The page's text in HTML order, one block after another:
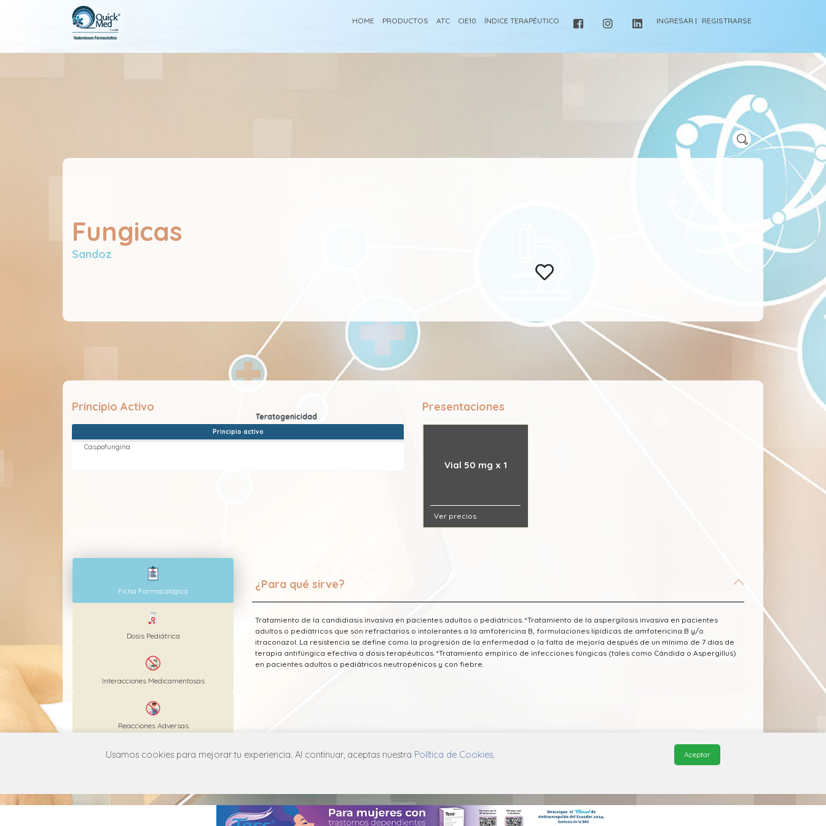
HOME PRODUCTOS ATC CIE10 ÍNDICE TERAPÉUTICO INGRESAR | REGISTRARSE
Fungicas
Sandoz
Principio Activo
Principio activo
Caspofungina
Presentaciones
Vial 50 mg x 1
Ver precios
Ficha Farmacológica
Dosis Pediátrica
Interacciones Medicamentosas
Reacciones Adversas
¿Para qué sirve?
Tratamiento de la candidiasis invasiva en pacientes adultos o pediátricos. *Tratamiento de la aspergilosis invasiva en pacientes
adultos o pediátricos que son refractarios o intolerantes a la amfotericina B, formulaciones lipídicas de amfotericina B y/o
itraconazol. La resistencia se define como la progresión de la enfermedad o la falta de mejoría después de un mínimo de 7 días de
terapia antifúngica efectiva a dosis terapéuticas. *Tratamiento empírico de infecciones fúngicas (tales como Cándida o Aspergillus)
en pacientes adultos o pediátricos neutropénicos y con fiebre.
MANUAL DE USUARIO POLÍTICA DE PRIVACIDAD POLÍTICA DE COOKIES © 2026, QuickMed de
Usamos cookies para mejorar tu experiencia. Al continuar, aceptas nuestra Política de Cookies. Aceptar